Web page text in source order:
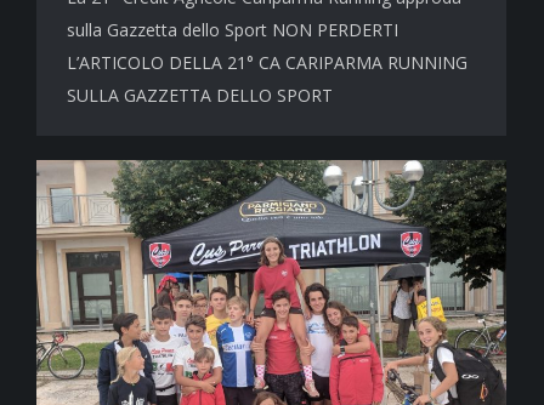
sulla Gazzetta dello Sport NON PERDERTI
L’ARTICOLO DELLA 21° CA CARIPARMA RUNNING
SULLA GAZZETTA DELLO SPORT